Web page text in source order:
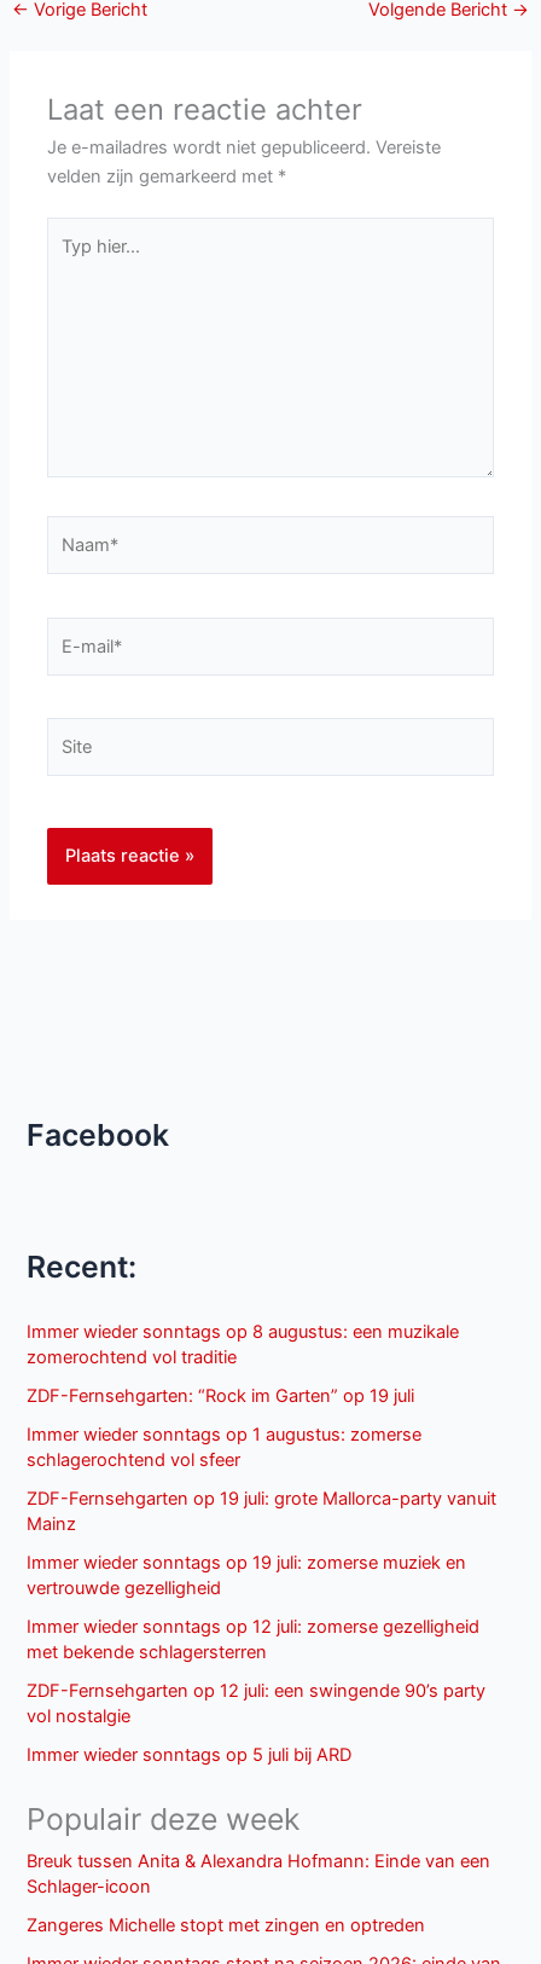
← Vorige Bericht Volgende Bericht →
Laat een reactie achter
Je e-mailadres wordt niet gepubliceerd. Vereiste
velden zijn gemarkeerd met *
hier...
mail*
Facebook
Recent:
Immer wieder sonntags op 8 augustus: een muzikale
zomerochtend vol traditie
ZDF-Fernsehgarten: “Rock im Garten” op 19 juli
Immer wieder sonntags op 1 augustus: zomerse
schlagerochtend vol sfeer
ZDF-Fernsehgarten op 19 juli: grote Mallorca-party vanuit
Mainz
Immer wieder sonntags op 19 juli: zomerse muziek en
vertrouwde gezelligheid
Immer wieder sonntags op 12 juli: zomerse gezelligheid
met bekende schlagersterren
ZDF-Fernsehgarten op 12 juli: een swingende 90’s party
vol nostalgie
Immer wieder sonntags op 5 juli bij ARD
Populair deze week
Breuk tussen Anita & Alexandra Hofmann: Einde van een
Schlager-icoon
Zangeres Michelle stopt met zingen en optreden